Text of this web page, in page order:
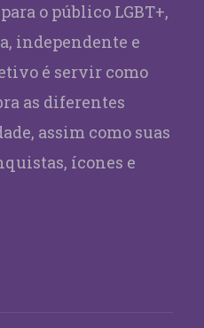
o público LGBT+,
independente e
é servir como
as diferentes
assim como suas
ícones e